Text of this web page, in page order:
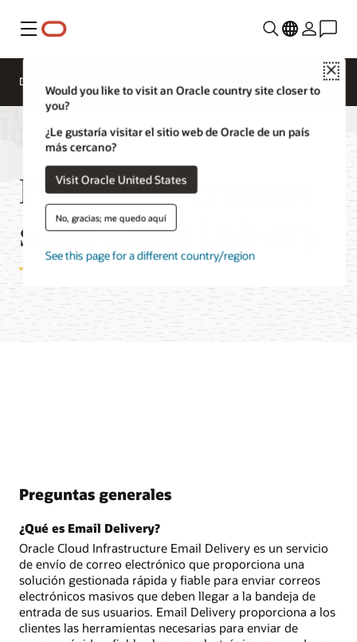
Menú
Would you like to visit an Oracle country site closer to
you?
¿Le gustaría visitar el sitio web de Oracle de un país
más cercano?
Visit Oracle United States
No, gracias; me quedo aquí
See this page for a different country/region
Descripción general
Preguntas frecuentes
sobre Email Delivery
Preguntas generales
¿Qué es Email Delivery?
Oracle Cloud Infrastructure Email Delivery es un servicio
de envío de correo electrónico que proporciona una
solución gestionada rápida y fiable para enviar correos
electrónicos masivos que deben llegar a la bandeja de
entrada de sus usuarios. Email Delivery proporciona a los
clientes las herramientas necesarias para enviar de